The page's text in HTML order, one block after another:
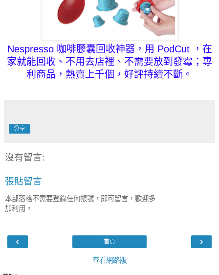
Nespresso 咖啡膠囊 回收神器，用 PodCut ，在
家就能回收、不用去店裡、不需要放到發霉；專
利商品，熱賣上千個，好評持續不斷。
分享
沒有留言:
張貼留言
本部落格不需要登錄任何帳號，即可留言，歡迎多
加利用。
‹ ›
首頁
查看網路版